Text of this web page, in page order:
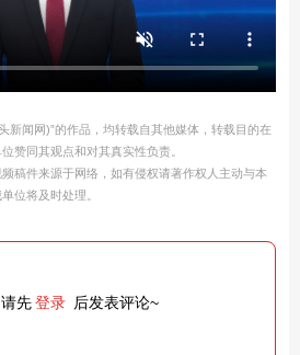
新闻网)”的作品，均转载自其他媒体，转载目的在
赞同其观点和对其真实性负责。
稿件来源于网络，如有侵权请著作权人主动与本
位将及时处理。
请先登录 后发表评论~